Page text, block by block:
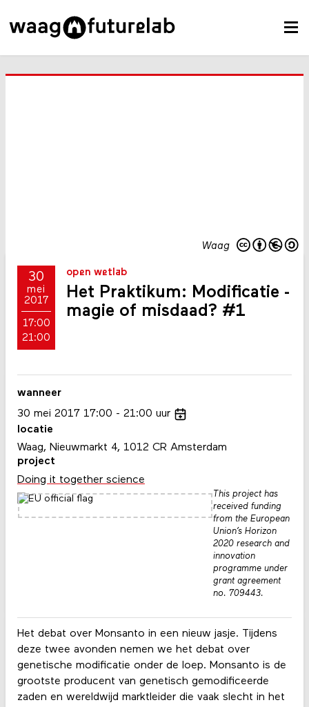
Waag
30
mei
2017
17:00
21:00
open wetlab
Het Praktikum: Modificatie -
magie of misdaad? #1
Het debat over Monsanto in een nieuw jasje. Tijdens
deze twee avonden nemen we het debat over
genetische modificatie onder de loep. Monsanto is de
grootste producent van genetisch gemodificeerde
zaden en wereldwijd marktleider die vaak slecht in het
wanneer
30 mei 2017 17:00 21:00 uur
locatie
Waag, Nieuwmarkt 4, 1012 CR Amsterdam
project
Doing it together science
This project has
received funding
from the European
Union’s Horizon
2020 research and
innovation
programme under
grant agreement
no. 709443.